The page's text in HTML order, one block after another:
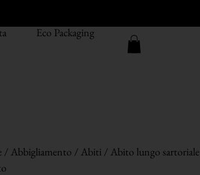
Eco Packaging
/Abbigliamento /Abiti/ Abito lungo